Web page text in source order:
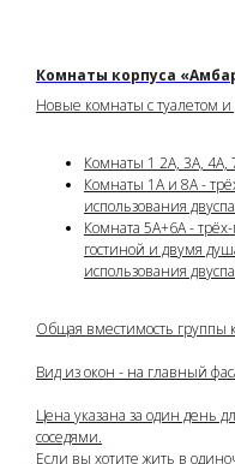
Комнаты корпуса
Новые комнаты с туалетом
Комнаты 1 2А, 3А, 4А,
Комнаты 1А и 8А -
использования
Комната 5A+6А -
гостиной и двумя
использования
Общая вместимость группы
Вид из окон - на главный
Цена указана за один день
соседями.
Если вы хотите жить в